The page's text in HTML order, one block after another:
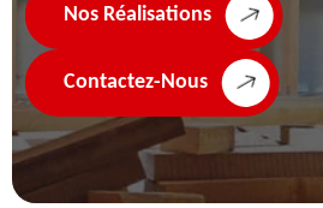
Nos Réalisations
Contactez-Nous